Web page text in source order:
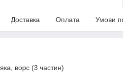
Доставка Оплата Умови
ворс (3 частин)